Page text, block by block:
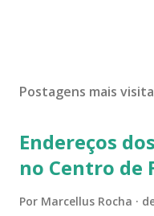
Postagens mais
Endereços
no Centro de
Por Marcellus Rocha